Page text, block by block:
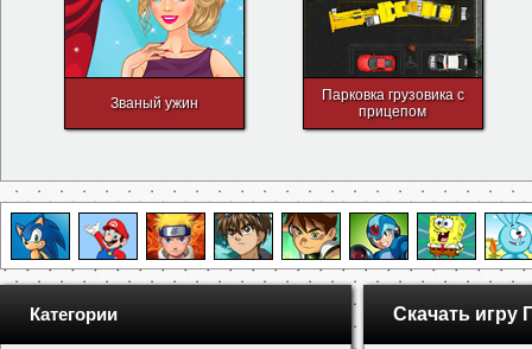
Званый ужин
Парковка грузовика с
прицепом
Категории Скачать игру